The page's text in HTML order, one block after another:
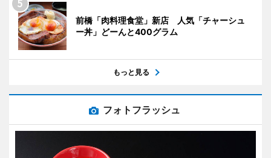
前橋「肉料理食堂」新店 人気「チャーシュ
ー丼」どーんと400グラム
もっと見る
フォトフラッシュ